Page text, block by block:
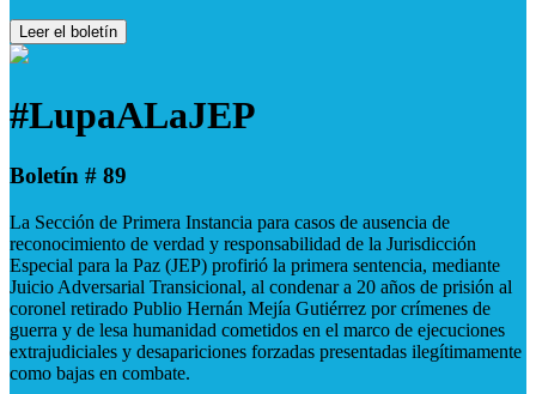
Leer el boletín
#LupaALaJEP
Boletín # 89
La Sección de Primera Instancia para casos de ausencia de
reconocimiento de verdad y responsabilidad de la Jurisdicción
Especial para la Paz (JEP) profirió la primera sentencia, mediante
Juicio Adversarial Transicional, al condenar a 20 años de prisión al
coronel retirado Publio Hernán Mejía Gutiérrez por crímenes de
guerra y de lesa humanidad cometidos en el marco de ejecuciones
extrajudiciales y desapariciones forzadas presentadas ilegítimamente
como bajas en combate.